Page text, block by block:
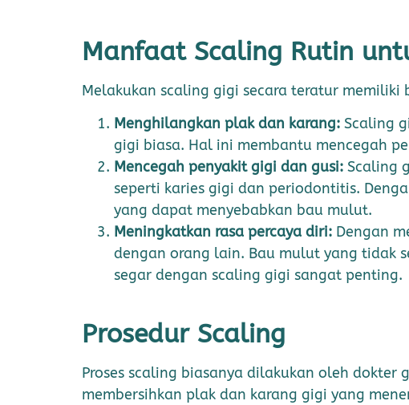
Manfaat Scaling Rutin
Melakukan scaling gigi secara teratur
Menghilangkan plak dan karang: Scaling
gigi biasa. Hal ini membantu mencegah
Mencegah penyakit gigi dan gusi: Scaling
seperti karies gigi dan periodontitis.
yang dapat menyebabkan bau mulut.
Meningkatkan rasa percaya diri: Dengan
dengan orang lain. Bau mulut yang tidak
segar dengan scaling gigi sangat penting.
Prosedur Scaling
Proses scaling biasanya dilakukan oleh
membersihkan plak dan karang gigi yang